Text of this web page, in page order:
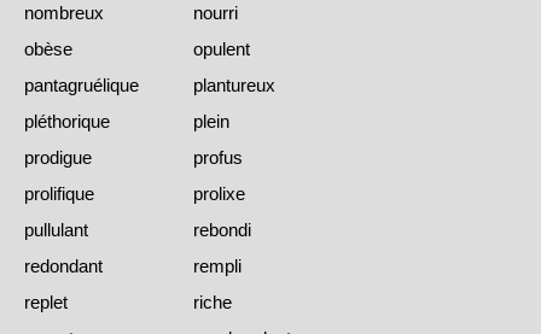
nombreux
nourri
obèse
opulent
pantagruélique
plantureux
pléthorique
plein
prodigue
profus
prolifique
prolixe
pullulant
rebondi
redondant
rempli
replet
riche